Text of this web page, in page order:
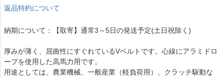
返品特約について
納期について：【取寄】通常3～5日の発送予定(土日祝除く)
厚みが薄く、屈曲性にすぐれているVベルトです。心線にアラミドロ
ープを使用した高馬力用です。
用途としては、農業機械、一般産業（軽負荷用）、クラッチ駆動な